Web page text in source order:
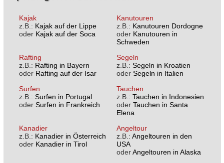
Kajak
z.B.: Kajak auf der Lippe
oder Kajak auf der Soca
Kanutouren
z.B.: Kanutouren Dordogne
oder Kanutouren in
Schweden
Rafting
z.B.: Rafting in Bayern
oder Rafting auf der Isar
Segeln
z.B.: Segeln in Kroatien
oder Segeln in Italien
Surfen
z.B.: Surfen in Portugal
oder Surfen in Frankreich
Tauchen
z.B.: Tauchen in Indonesien
oder Tauchen in Santa
Elena
Kanadier
z.B.: Kanadier in Österreich
oder Kanadier in Tirol
Angeltour
z.B.: Angeltouren in den
USA
oderAngeltouren in Alaska